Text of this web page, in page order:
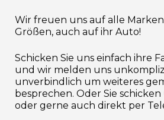
Wir freuen uns auf alle
Größen, auch auf ihr Auto!
Schicken Sie uns einfach ihre
und wir melden uns
unverbindlich um weiteres
besprechen. Oder Sie schicken
oder gerne auch direkt per